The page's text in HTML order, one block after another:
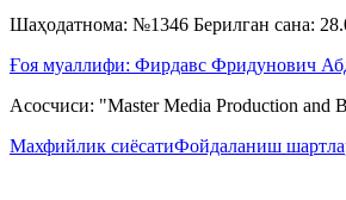
Шаҳодатнома: №1346 Берилган сана:
Ғоя муаллифи: Фирдавс Фридунович
Асосчиси: "Master Media Production and
Махфийлик сиёсатиФойдаланиш